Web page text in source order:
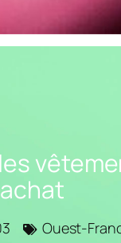
Ouest-